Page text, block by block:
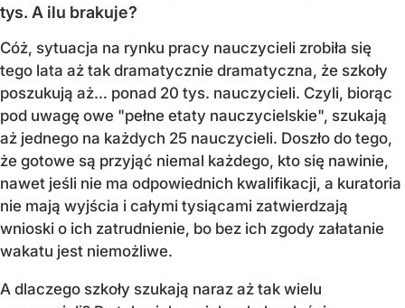
tys. A ilu brakuje?
Cóż, sytuacja na rynku pracy nauczycieli zrobiła się
tego lata aż tak dramatycznie dramatyczna, że szkoły
poszukują aż… ponad 20 tys. nauczycieli. Czyli, biorąc
pod uwagę owe "pełne etaty nauczycielskie", szukają
aż jednego na każdych 25 nauczycieli. Doszło do tego,
że gotowe są przyjąć niemal każdego, kto się nawinie,
nawet jeśli nie ma odpowiednich kwalifikacji, a kuratoria
nie mają wyjścia i całymi tysiącami zatwierdzają
wnioski o ich zatrudnienie, bo bez ich zgody załatanie
wakatu jest niemożliwe.
A dlaczego szkoły szukają naraz aż tak wielu